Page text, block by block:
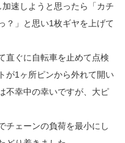
速しようと思ったら「カチ
？」と思い1枚ギヤを上げて
直ぐに自転車を止めて点検
が1ヶ所ピンから外れて開い
不幸中の幸いですが、大ピ
ェーンの負荷を最小にし